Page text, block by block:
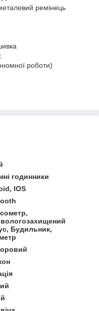
ремінець
роботи)
годинники
IOS
Будильник,